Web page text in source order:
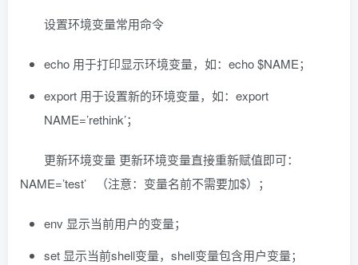
设置环境变量常用命令
echo 用于打印显示环境变量，如：echo $NAME；
export 用于设置新的环境变量，如：export
NAME=’rethink’；
更新环境变量 更新环境变量直接重新赋值即可：
NAME=’test’ （注意：变量名前不需要加$）；
env 显示当前用户的变量；
set 显示当前shell变量，shell变量包含用户变量；